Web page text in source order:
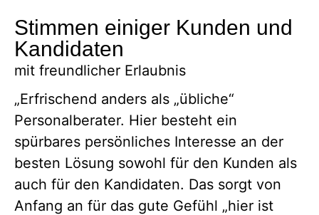
Stimmen einiger Kunden und
Kandidaten
mit freundlicher Erlaubnis
„Erfrischend anders als „übliche“
Personalberater. Hier besteht ein
spürbares persönliches Interesse an der
besten Lösung sowohl für den Kunden als
auch für den Kandidaten. Das sorgt von
Anfang an für das gute Gefühl „hier ist